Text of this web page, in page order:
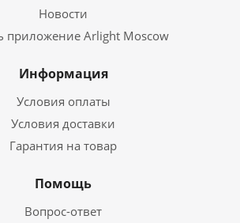
Новости
приложение Arlight Moscow
Информация
Условия оплаты
Условия доставки
Гарантия на товар
Помощь
Вопрос-ответ